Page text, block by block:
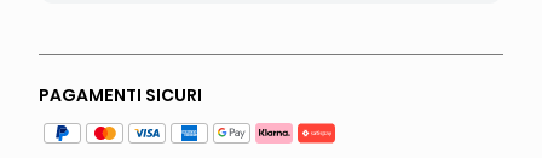
PAGAMENTI SICURI